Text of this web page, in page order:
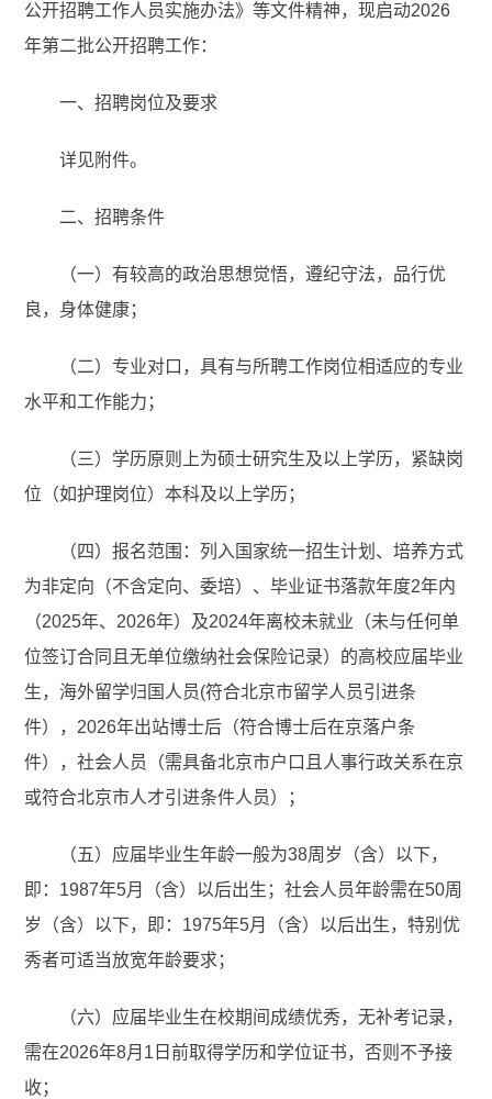
公开招聘工作人员实施办法》等文件精神，现启动2026
年第二批公开招聘工作：
一、招聘岗位及要求
详见附件。
二、招聘条件
（一）有较高的政治思想觉悟，遵纪守法，品行优
良，身体健康；
（二）专业对口，具有与所聘工作岗位相适应的专业
水平和工作能力；
（三）学历原则上为硕士研究生及以上学历，紧缺岗
位（如护理岗位）本科及以上学历；
（四）报名范围：列入国家统一招生计划、培养方式
为非定向（不含定向、委培）、毕业证书落款年度2年内
（2025年、2026年）及2024年离校未就业（未与任何单
位签订合同且无单位缴纳社会保险记录）的高校应届毕业
生，海外留学归国人员(符合北京市留学人员引进条
件），2026年出站博士后（符合博士后在京落户条
件），社会人员（需具备北京市户口且人事行政关系在京
或符合北京市人才引进条件人员）；
（五）应届毕业生年龄一般为38周岁（含）以下，
即：1987年5月（含）以后出生；社会人员年龄需在50周
岁（含）以下，即：1975年5月（含）以后出生，特别优
秀者可适当放宽年龄要求；
（六）应届毕业生在校期间成绩优秀，无补考记录，
需在2026年8月1日前取得学历和学位证书，否则不予接
收；